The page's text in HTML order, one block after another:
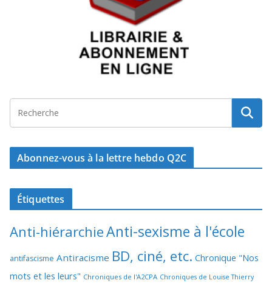
Abonnez-vous à la lettre hebdo Q2C
Étiquettes
Anti-hiérarchieAnti-sexisme à l'école
antifascisme Antiracisme BD, ciné, etc. Chronique "Nos
mots et les leurs" Chroniques de l'A2CPA Chroniques de Louise Thierry